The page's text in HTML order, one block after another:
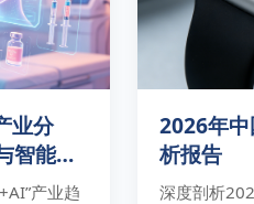
业分
智能化
产业趋
2026年
析报告
深度剖析